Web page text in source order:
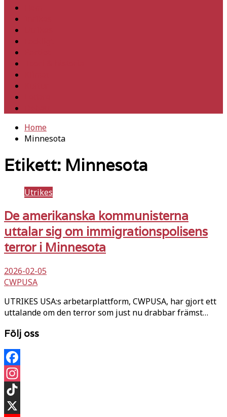
Home
Minnesota
Etikett: Minnesota
Utrikes
De amerikanska kommunisterna
uttalar sig om immigrationspolisens
terror i Minnesota
2026-02-05
CWPUSA
UTRIKES USA:s arbetarplattform, CWPUSA, har gjort ett
uttalande om den terror som just nu drabbar främst…
Följ oss
Facebook
Instagram
TikTok